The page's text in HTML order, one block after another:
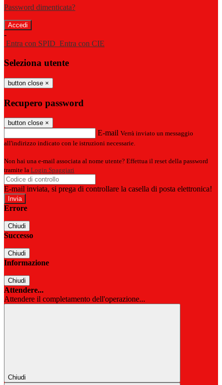
Password dimenticata?
-
Entra con SPID Entra con CIE
Seleziona utente
button close ×
Recupero password
button close ×
E-mail Verrà inviato un messaggio
all'indirizzo indicato con le istruzioni necessarie.
Non hai una e-mail associata al nome utente? Effettua il reset della password
tramite la Login Spaggiari
E-mail inviata, si prega di controllare la casella di posta elettronica!
Errore
Chiudi
Successo
Chiudi
Informazione
Chiudi
Attendere...
Attendere il completamento dell'operazione...
Chiudi